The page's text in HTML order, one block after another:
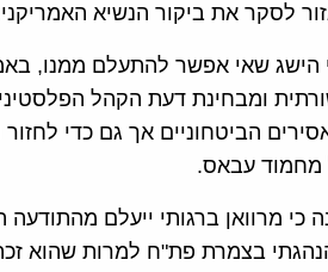
לסקר את ביקור הנשיא
הישג שאי אפשר להתעלם ממנו,
ומבחינת דעת הקהל
הביטחוניים אך גם כדי
מחמוד עבאס.
כי מרוואן ברגותי ייעלם
בצמרת פת"ח למרות שהוא